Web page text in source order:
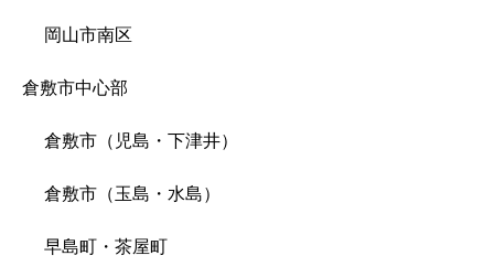
岡山市南区
倉敷市中心部
倉敷市（児島・下津井）
倉敷市（玉島・水島）
早島町・茶屋町